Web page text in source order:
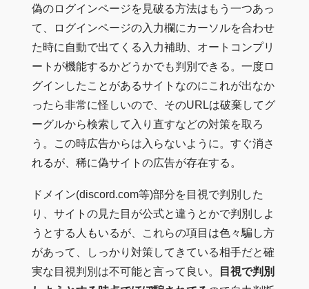
偽のログインページを見破る方法はもう一つあっ
て、ログインページの入力欄にカーソルを合わせ
た時に自動で出てくる入力補助、オートコンプリ
ートが機能するかどうかでも判別できる。一度ロ
グインしたことがあるサイトなのにこれが出なか
ったら非常に怪しいので、そのURLは破棄してグ
ーグルから検索して入り直すなどの対策を取ろ
う。この時広告からは入らないように。すぐ消さ
れるが、稀に偽サイトの広告が存在する。
ドメイン(discord.com等)部分を目視で判別した
り、サイトの見た目が公式と違うとかで判別しよ
うとする人もいるが、これらの項目は色々騙し方
があって、しっかり対策してきている相手だと確
実な目視判別は不可能と言って良い。
目視で判別